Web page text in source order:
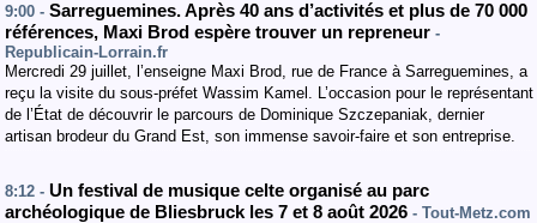
9:00 - Sarreguemines. Après 40 ans d’activités et plus de 70 000
références, Maxi Brod espère trouver un repreneur -
Republicain-Lorrain.fr
Mercredi 29 juillet, l’enseigne Maxi Brod, rue de France à Sarreguemines, a
reçu la visite du sous-préfet Wassim Kamel. L’occasion pour le représentant
de l’État de découvrir le parcours de Dominique Szczepaniak, dernier
artisan brodeur du Grand Est, son immense savoir-faire et son entreprise.
8:12 - Un festival de musique celte organisé au parc
archéologique de Bliesbruck les 7 et 8 août 2026 - Tout-Metz.com